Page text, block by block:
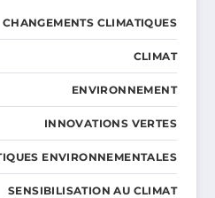
CHANGEMENTS CLIMATIQUES
CLIMAT
ENVIRONNEMENT
INNOVATIONS VERTES
ENVIRONNEMENTALES
SENSIBILISATION AU CLIMAT